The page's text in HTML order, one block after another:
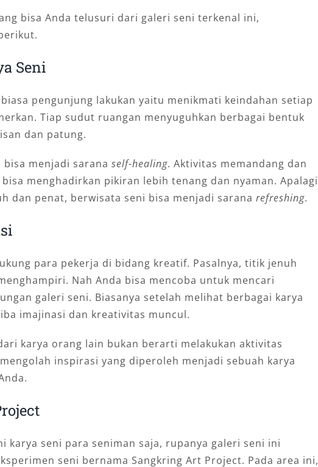
bisa Anda telusuri dari galeri seni terkenal ini,
Seni
pengunjung lakukan yaitu menikmati keindahan setiap
Tiap sudut ruangan menyuguhkan berbagai bentuk
dan patung.
menjadi sarana self-healing. Aktivitas memandang dan
menghadirkan pikiran lebih tenang dan nyaman. Apalagi
dan penat, berwisata seni bisa menjadi sarana refreshing.
para pekerja di bidang kreatif. Pasalnya, titik jenuh
Nah Anda bisa mencoba untuk mencari
galeri seni. Biasanya setelah melihat berbagai karya
imajinasi dan kreativitas muncul.
karya orang lain bukan berarti melakukan aktivitas
inspirasi yang diperoleh menjadi sebuah karya
karya seni para seniman saja, rupanya galeri seni ini
seni bernama Sangkring Art Project. Pada area ini,